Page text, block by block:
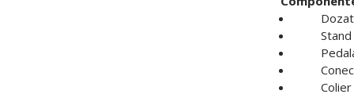
Stand
Pedala
Colier